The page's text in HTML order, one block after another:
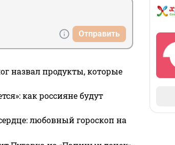
Отправить
назвал продукты, которые
как россияне будут
любовный гороскоп на